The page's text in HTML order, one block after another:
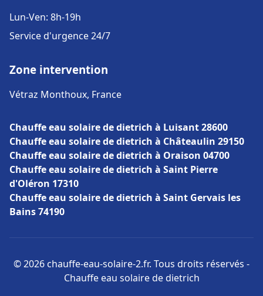
Lun-Ven: 8h-19h
Service d'urgence 24/7
Zone intervention
Vétraz Monthoux, France
Chauffe eau solaire de dietrich à Luisant 28600
Chauffe eau solaire de dietrich à Châteaulin 29150
Chauffe eau solaire de dietrich à Oraison 04700
Chauffe eau solaire de dietrich à Saint Pierre
d'Oléron 17310
Chauffe eau solaire de dietrich à Saint Gervais les
Bains 74190
© 2026 chauffe-eau-solaire-2.fr. Tous droits réservés -
Chauffe eau solaire de dietrich